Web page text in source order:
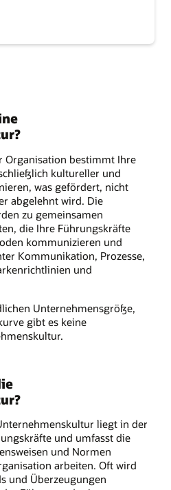
Organisation bestimmt Ihre
kultureller und
was gefördert, nicht
abgelehnt wird. Die
zu gemeinsamen
die Ihre Führungskräfte
kommunizieren und
Kommunikation, Prozesse,
und
Unternehmensgröße,
gibt es keine
liegt in der
und umfasst die
und Normen
arbeiten. Oft wird
und Überzeugungen